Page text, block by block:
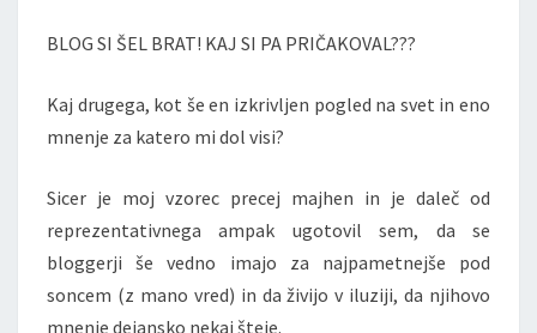
BLOG SI ŠEL BRAT! KAJ SI PA PRIČAKOVAL???
Kaj drugega, kot še en izkrivljen pogled na svet in eno
mnenje za katero mi dol visi?
Sicer je moj vzorec precej majhen in je daleč od
reprezentativnega ampak ugotovil sem, da se
bloggerji še vedno imajo za najpametnejše pod
soncem (z mano vred) in da živijo v iluziji, da njihovo
mnenje dejansko nekaj šteje.